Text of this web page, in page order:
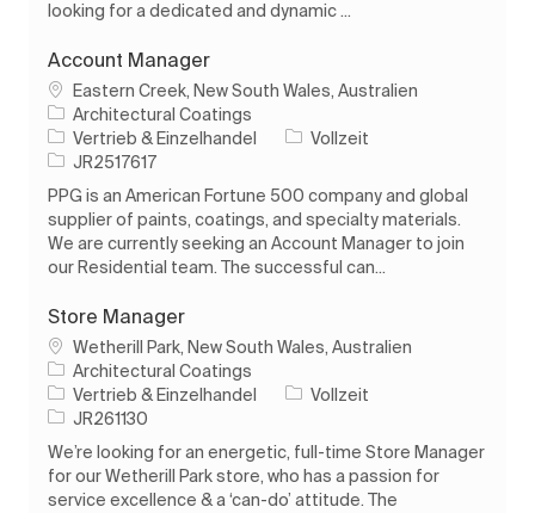
looking for a dedicated and dynamic ...
Account Manager
Ort
Eastern Creek, New South Wales, Australien
Architectural Coatings
Kategorie
Vertrieb & Einzelhandel Auftragstyp
Vollzeit
Auftrags-ID
JR2517617
PPG is an American Fortune 500 company and global
supplier of paints, coatings, and specialty materials.
We are currently seeking an Account Manager to join
our Residential team. The successful can...
Store Manager
Ort Wetherill Park, New South Wales, Australien
Architectural Coatings
Kategorie
Vertrieb & Einzelhandel Auftragstyp
Vollzeit
Auftrags-ID
JR261130
We’re looking for an energetic, full-time Store Manager
for our Wetherill Park store, who has a passion for
service excellence & a ‘can-do’ attitude. The